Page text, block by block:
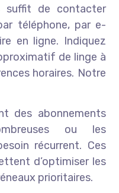
suffit de contacter
téléphone, par e-
en ligne. Indiquez
de linge à
horaires. Notre
des abonnements
ou les
récurrent. Ces
d’optimiser les
prioritaires.